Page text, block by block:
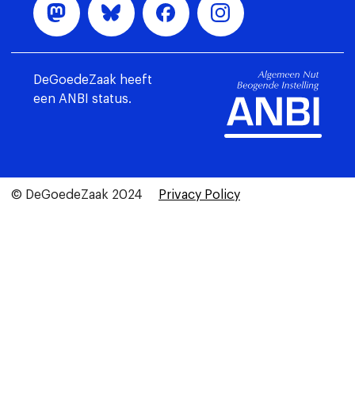
DeGoedeZaak heeft
een ANBI status.
© DeGoedeZaak 2024 Privacy Policy